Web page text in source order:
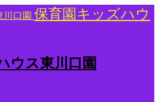
保育園キッズハウ